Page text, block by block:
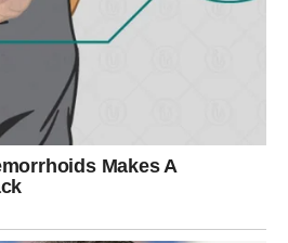
KOJA
I OSTAVLJA
emocije. Kod vas je sve
I baš zato ste možda prošli
su vas promenili.